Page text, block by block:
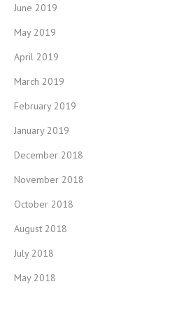
June 2019
May 2019
April 2019
March 2019
February 2019
January 2019
December 2018
November 2018
October 2018
August 2018
July 2018
May 2018